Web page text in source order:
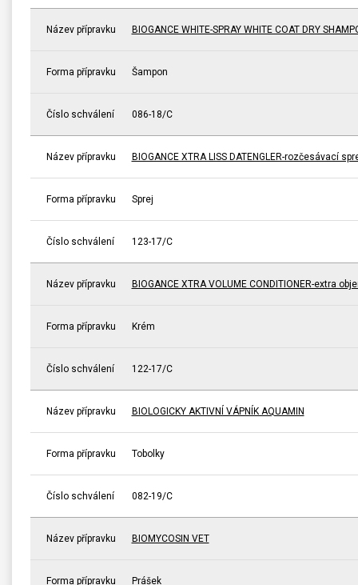
Název přípravku BIOGANCE WHITE-SPRAY WHITE COAT DRY
Forma přípravku Šampon
Číslo schválení 086-18/C
Název přípravku BIOGANCE XTRA LISS DATENGLER-rozčesávací
Forma přípravku Sprej
Číslo schválení 123-17/C
Název přípravku BIOGANCE XTRA VOLUME CONDITIONER-extra
Forma přípravku Krém
Číslo schválení 122-17/C
Název přípravku BIOLOGICKY AKTIVNÍ VÁPNÍK AQUAMIN
Forma přípravku Tobolky
Číslo schválení 082-19/C
Název přípravku BIOMYCOSIN VET
Forma přípravku Prášek